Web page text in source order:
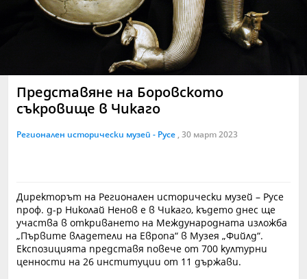
Представяне на Боровското
съкровище в Чикаго
Регионален исторически музей - Русе , 30 март 2023
Директорът на Регионален исторически музей – Русе
проф. д-р Николай Ненов е в Чикаго, където днес ще
участва в откриването на Международната изложба
„Първите владетели на Европа“ в Музея „Фийлд“.
Експозицията представя повече от 700 културни
ценности на 26 институции от 11 държави.